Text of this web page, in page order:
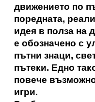
движението по
поредната,
идея в полза на
е обозначено с
пътни знаци,
пътеки. Едно
повече
игри.